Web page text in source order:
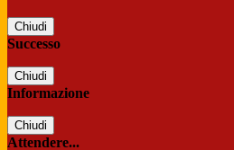
Chiudi
Successo
Chiudi
Informazione
Chiudi
Attendere...